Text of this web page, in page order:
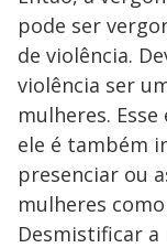
pode ser
de violência.
violência ser
mulheres.
ele é também
presenciar ou
mulheres
Desmistificar a